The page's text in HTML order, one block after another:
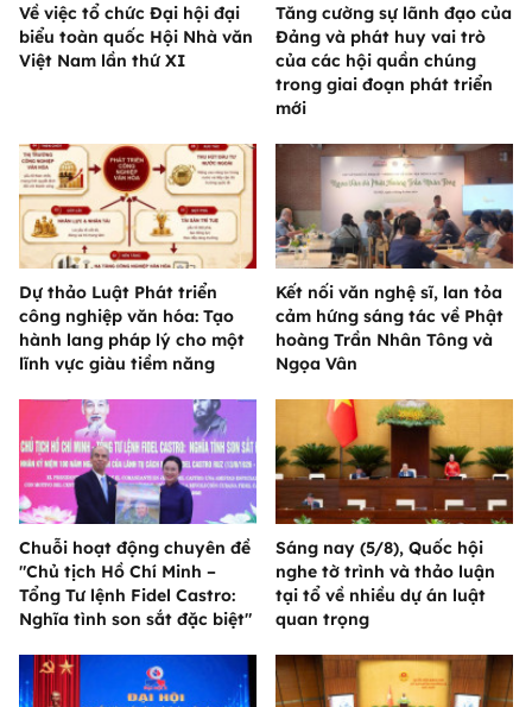
Về việc tổ chức Đại hội đại
biểu toàn quốc Hội Nhà văn
Việt Nam lần thứ XI
Tăng cường sự lãnh đạo của
Đảng và phát huy vai trò
của các hội quần chúng
trong giai đoạn phát triển
mới
Dự thảo Luật Phát triển
công nghiệp văn hóa: Tạo
hành lang pháp lý cho một
lĩnh vực giàu tiềm năng
Kết nối văn nghệ sĩ, lan tỏa
cảm hứng sáng tác về Phật
hoàng Trần Nhân Tông và
Ngọa Vân
Chuỗi hoạt động chuyên đề
"Chủ tịch Hồ Chí Minh –
Tổng Tư lệnh Fidel Castro:
Nghĩa tình son sắt đặc biệt"
Sáng nay (5/8), Quốc hội
nghe tờ trình và thảo luận
tại tổ về nhiều dự án luật
quan trọng